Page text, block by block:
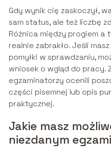
Gdy wynik cię zaskoczył,
sam status, ale też liczbę
Różnica między progiem a
realnie zabrakło. Jeśli
pomyłki w sprawdzaniu,
wniosek o wgląd do pracy.
egzaminatorzy ocenili
części pisemnej lub opis
praktycznej.
Jakie masz
niezdanym